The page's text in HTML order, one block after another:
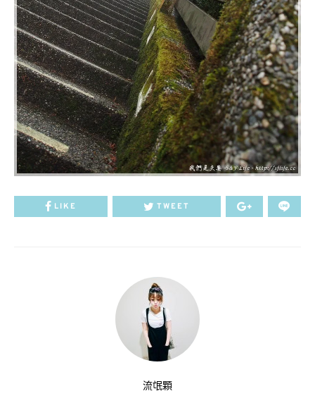
LIKE TWEET
流氓顆